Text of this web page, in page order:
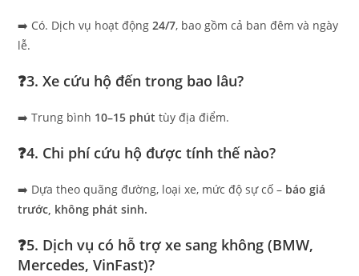
➡️ Có. Dịch vụ hoạt động24/7, bao gồm cả ban đêm và ngày
lễ.
❓3. Xe cứu hộ đến trong bao lâu?
➡️ Trung bình 10–15 phút tùy địa điểm.
❓4. Chi phí cứu hộ được tính thế nào?
➡️ Dựa theo quãng đường, loại xe, mức độ sự cố – báo giá
trước, không phát sinh.
❓5. Dịch vụ có hỗ trợ xe sang không (BMW,
Mercedes, VinFast)?